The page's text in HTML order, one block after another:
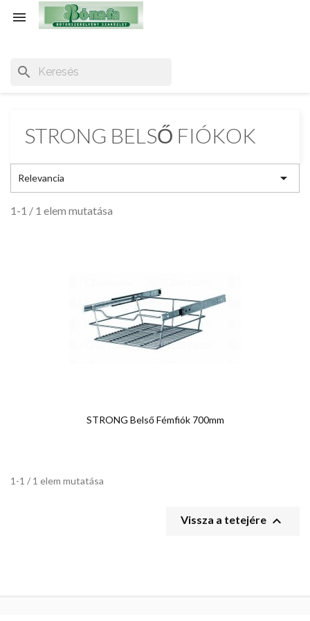

search
STRONG BELSŐ FIÓKOK
Relevancia 
1-1 / 1 elem mutatása
STRONG Belső Fémfiók 700mm
1-1 / 1 elem mutatása
Vissza a tetejére 